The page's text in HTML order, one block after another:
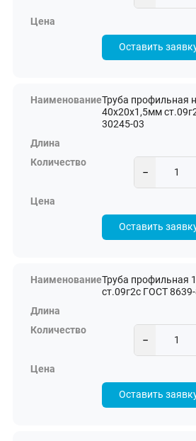
Оставить
Труба профильная
40х20х1,5мм
30245-03
−
Оставить
Труба профильная
ст.09г2с ГОСТ
−
Оставить